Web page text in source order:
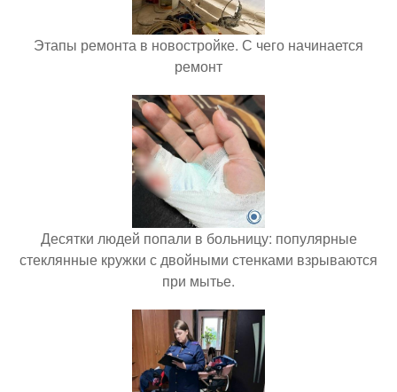
Этапы ремонта в новостройке. С чего начинается
ремонт
Десятки людей попали в больницу: популярные
стеклянные кружки с двойными стенками взрываются
при мытье.